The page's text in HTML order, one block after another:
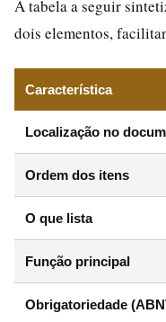
A tabela a seguir
dois elementos,
Característica
Localização no
Ordem dos itens
O que lista
Função principal
Obrigatoriedade